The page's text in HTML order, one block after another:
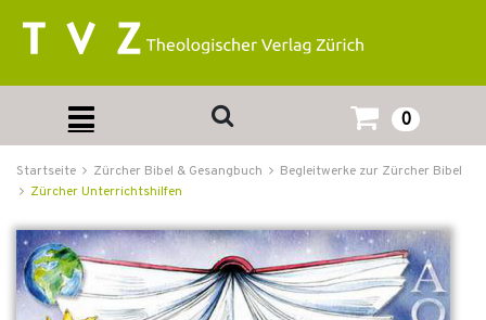
0
Startseite Zürcher Bibel & Gesangbuch
Begleitwerke zur Zürcher Bibel
Zürcher Unterrichtshilfen